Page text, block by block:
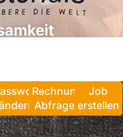
Rechnung
Abfragen
Job
erstellen